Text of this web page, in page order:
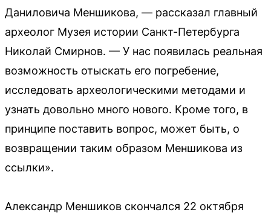
Даниловича Меншикова, — рассказал главный
археолог Музея истории Санкт-Петербурга
Николай Смирнов. — У нас появилась реальная
возможность отыскать его погребение,
исследовать археологическими методами и
узнать довольно много нового. Кроме того, в
принципе поставить вопрос, может быть, о
возвращении таким образом Меншикова из
ссылки».
Александр Меншиков скончался 22 октября